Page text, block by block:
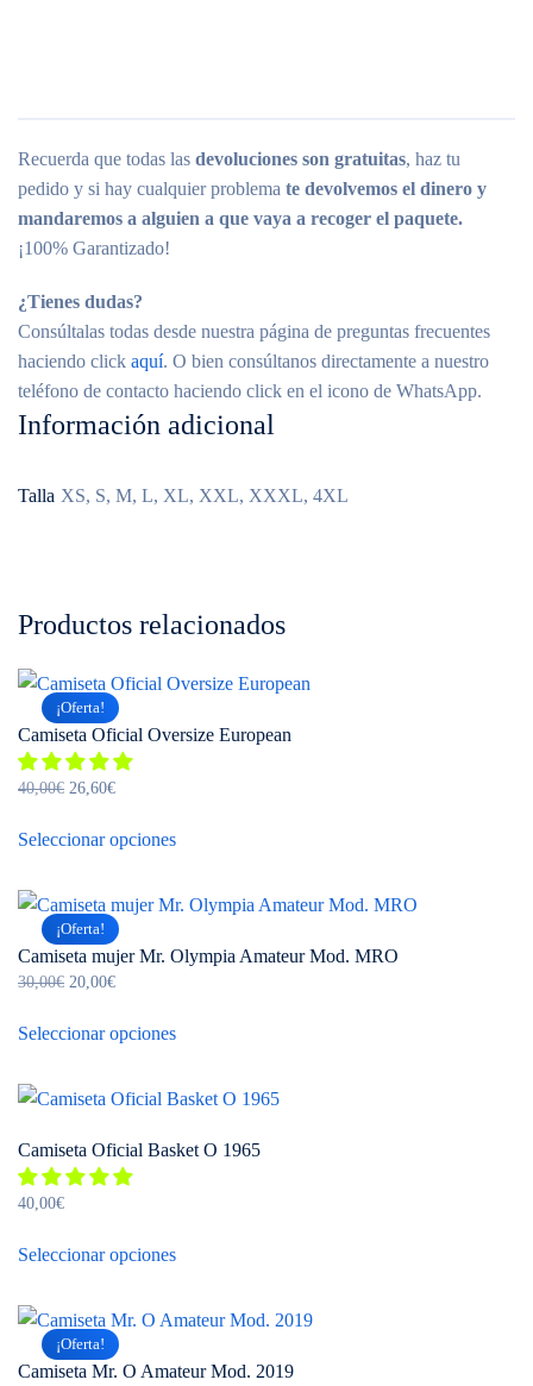
Recuerda que todas las devoluciones son gratuitas, haz tu
pedido y si hay cualquier problema te devolvemos el dinero y
mandaremos a alguien a que vaya a recoger el paquete.
¡100% Garantizado!
¿Tienes dudas?
Consúltalas todas desde nuestra página de preguntas frecuentes
haciendo click aquí. O bien consúltanos directamente a nuestro
teléfono de contacto haciendo click en el icono de WhatsApp.
Información adicional
Talla XS, S, M, L, XL, XXL, XXXL, 4XL
Productos relacionados
¡Oferta!
Camiseta Oficial Oversize European
40,00€ El
original
26,60€El
actual
Seleccionar opcionesproducto
múltiples
Las
en
la
¡Oferta!
Camiseta mujer Mr. Olympia Amateur Mod. MRO
30,00€ El
original
20,00€El
actual
Seleccionar opcionesproducto
múltiples
Las
página
Camiseta Oficial Basket O 1965
40,00€
Seleccionar opcionesproducto
múltiples
Las
¡Oferta!
Camiseta Mr. O Amateur Mod. 2019